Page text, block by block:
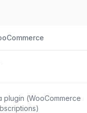
plugin (WooCommerce